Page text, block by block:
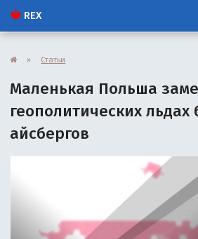
REX
» Статьи
Маленькая Польша
геополитических льдах
айсбергов